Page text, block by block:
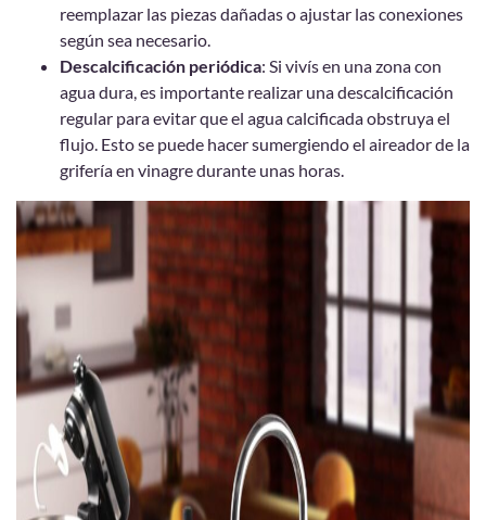
reemplazar las piezas dañadas o ajustar las conexiones
según sea necesario.
Descalcificación periódica: Si vivís en una zona con
agua dura, es importante realizar una descalcificación
regular para evitar que el agua calcificada obstruya el
flujo. Esto se puede hacer sumergiendo el aireador de la
grifería en vinagre durante unas horas.